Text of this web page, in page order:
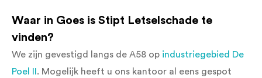
Waar in Goes is Stipt Letselschade te
vinden?
We zijn gevestigd langs de A58 op industriegebied De
Poel II . Mogelijk heeft u ons kantoor al eens gespot